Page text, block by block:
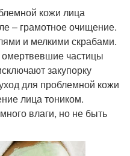
кожи лица
– грамотное очищение.
и мелкими скрабами.
частицы
закупорку
для проблемной кожи
лица тоником.
влаги, но не быть